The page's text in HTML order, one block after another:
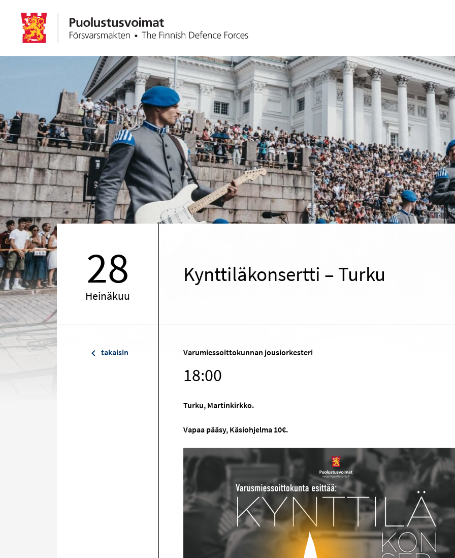
28
Heinäkuu
Kynttiläkonsertti – Turku
takaisin Varumiessoittokunnan jousiorkesteri
18:00
Turku, Martinkirkko.
Vapaa pääsy, Käsiohjelma 10€.